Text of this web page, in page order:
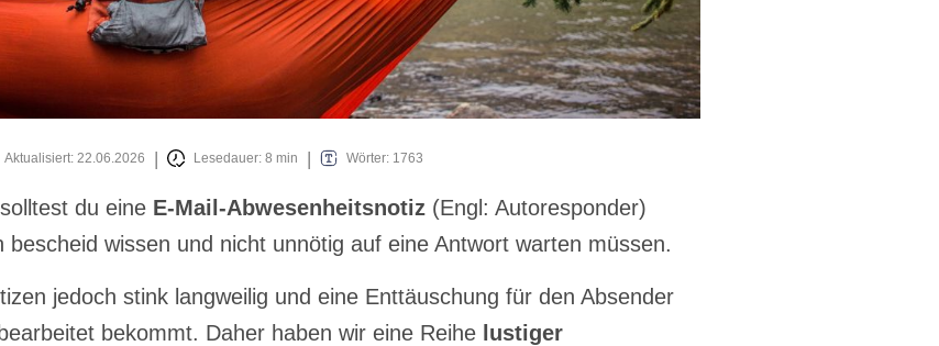
Aktualisiert: 22.06.2026 Lesedauer: 8 min Wörter: 1763
du eine E-Mail-Abwesenheitsnotiz (Engl: Autoresponder)
wissen und nicht unnötig auf eine Antwort warten müssen.
jedoch stink langweilig und eine Enttäuschung für den Absender
bekommt. Daher haben wir eine Reihe lustiger